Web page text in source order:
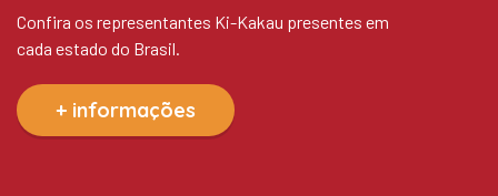
Confira os representantes Ki-Kakau presentes em
cada estado do Brasil.
+ informações